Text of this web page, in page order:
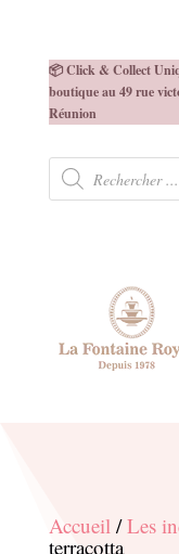
📦 Click & Collect
boutique au 49 rue
Réunion
Recherche
produits
Accueil/Les
terracotta